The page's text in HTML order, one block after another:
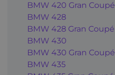
BMW 420 Gran Coupé
BMW 428
BMW 428 Gran Coupé
BMW 430
BMW 430 Gran Coupé
BMW 435